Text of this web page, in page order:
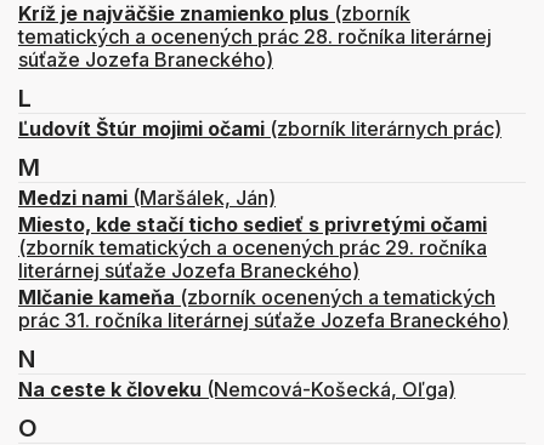
Kríž je najväčšie znamienko plus (zborník
tematických a ocenených prác 28. ročníka literárnej
súťaže Jozefa Braneckého)
L
Ľudovít Štúr mojimi očami (zborník literárnych prác)
M
Medzi nami (Maršálek, Ján)
Miesto, kde stačí ticho sedieť s privretými očami
(zborník tematických a ocenených prác 29. ročníka
literárnej súťaže Jozefa Braneckého)
Mlčanie kameňa (zborník ocenených a tematických
prác 31. ročníka literárnej súťaže Jozefa Braneckého)
N
Na ceste k človeku (Nemcová-Košecká, Oľga)
O